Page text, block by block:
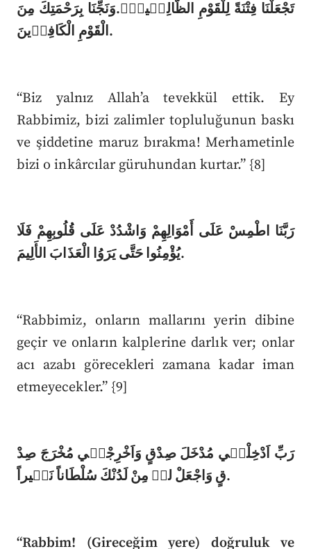
تَجْعَلْنَا فِتْنَةً لِلْقَوْمِ الظَّالِم۪ينَۙ.وَنَجِّنَا بِرَحْمَتِكَ مِنَ
الْقَوْمِ الْكَافِر۪ينَ.
“Biz yalnız Allah’a tevekkül ettik. Ey
Rabbimiz, bizi zalimler topluluğunun baskı
ve şiddetine maruz bırakma! Merhametinle
bizi o inkârcılar güruhundan kurtar.” {8]
رَبَّنَا اطْمِسْ عَلَى أَمْوَالِهِمْ وَاشْدُدْ عَلَى قُلُوبِهِمْ فَلَا
يُؤْمِنُوا حَتَّى يَرَوُا الْعَذَابَ الأَلِيمَ.
“Rabbimiz, onların mallarını yerin dibine
geçir ve onların kalplerine darlık ver; onlar
acı azabı görecekleri zamana kadar iman
etmeyecekler.” {9]
رَبِّ اَدْخِلْن۪ي مُدْخَلَ صِدْقٍ وَاَخْرِجْن۪ي مُخْرَجَ صِدْ
قٍ وَاجْعَلْ لي۪ مِنْ لَدُنْكَ سُلْطَاناً نَص۪يراً.
“Rabbim! (Gireceğim yere) doğruluk ve